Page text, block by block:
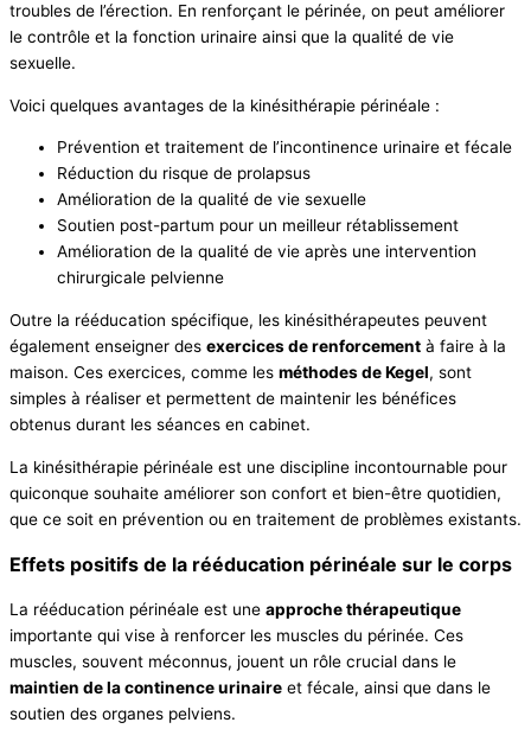
troubles de l’érection. En renforçant le périnée, on peut améliorer
le contrôle et la fonction urinaire ainsi que la qualité de vie
sexuelle.
Voici quelques avantages de la kinésithérapie périnéale :
Prévention et traitement de l’incontinence urinaire et fécale
Réduction du risque de prolapsus
Amélioration de la qualité de vie sexuelle
Soutien post-partum pour un meilleur rétablissement
Amélioration de la qualité de vie après une intervention
chirurgicale pelvienne
Outre la rééducation spécifique, les kinésithérapeutes peuvent
également enseigner des exercices de renforcement à faire à la
maison. Ces exercices, comme les méthodes de Kegel, sont
simples à réaliser et permettent de maintenir les bénéfices
obtenus durant les séances en cabinet.
La kinésithérapie périnéale est une discipline incontournable pour
quiconque souhaite améliorer son confort et bien-être quotidien,
que ce soit en prévention ou en traitement de problèmes existants.
Effets positifs de la rééducation périnéale sur le corps
La rééducation périnéale est une approche thérapeutique
importante qui vise à renforcer les muscles du périnée. Ces
muscles, souvent méconnus, jouent un rôle crucial dans le
maintien de la continence urinaire et fécale, ainsi que dans le
soutien des organes pelviens.